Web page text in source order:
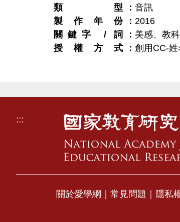
類型
音訊
製作年份
2016
關鍵字 / 詞
美感、教
授權方式
創用CC-
:::
關於愛學網 ｜ 常見問題 ｜ 隱私